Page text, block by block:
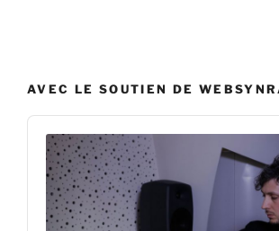
AVEC LE SOUTIEN DE
Audio
Player